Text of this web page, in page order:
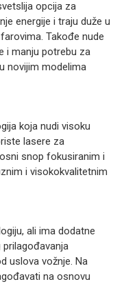
opcija za
energije i traju duže u
Takođe nude
i manju potrebu za
novijim modelima
koja nudi visoku
lasere za
snop fokusiranim i
i visokokvalitetnim
ali ima dodatne
uslova vožnje. Na
na osnovu